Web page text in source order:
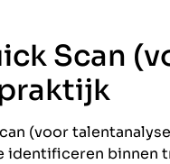
Scan
(voor
binnen